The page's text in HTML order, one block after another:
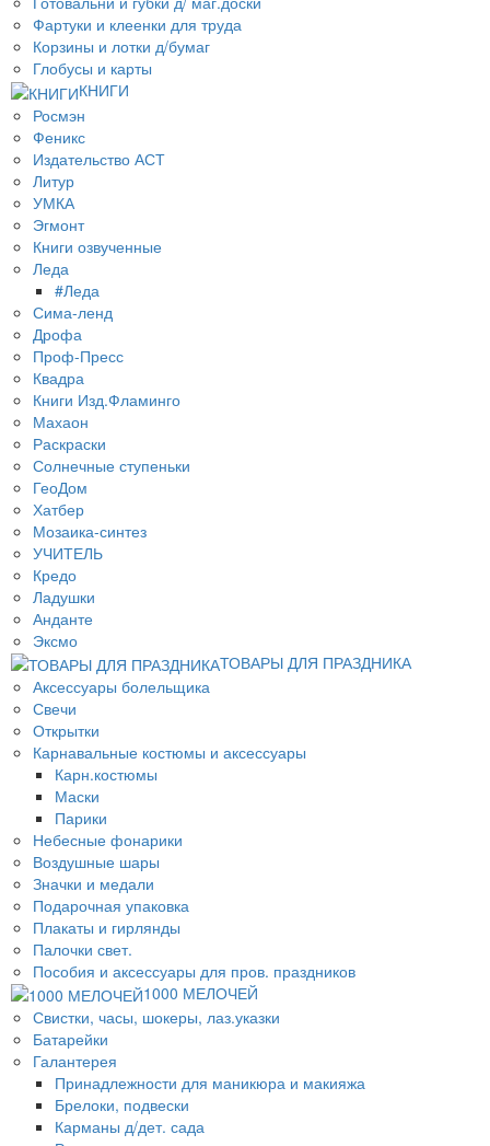
Фартуки и клеенки для труда
Корзины и лотки д/бумаг
Глобусы и карты
КНИГИ
Росмэн
Феникс
Издательство АСТ
Литур
УМКА
Эгмонт
Книги озвученные
Леда
#Леда
Сима-ленд
Дрофа
Проф-Пресс
Квадра
Книги Изд.Фламинго
Махаон
Раскраски
Солнечные ступеньки
ГеоДом
Хатбер
Мозаика-синтез
УЧИТЕЛЬ
Кредо
Ладушки
Анданте
Эксмо
ТОВАРЫ ДЛЯ ПРАЗДНИКА
Аксессуары болельщика
Свечи
Открытки
Карнавальные костюмы и аксессуары
Карн.костюмы
Маски
Парики
Небесные фонарики
Воздушные шары
Значки и медали
Подарочная упаковка
Плакаты и гирлянды
Палочки свет.
Пособия и аксессуары для пров. праздников
1000 МЕЛОЧЕЙ
Свистки, часы, шокеры, лаз.указки
Батарейки
Галантерея
Принадлежности для маникюра и макияжа
Брелоки, подвески
Карманы д/дет. сада